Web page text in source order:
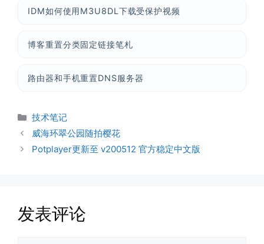
IDM如何使用M3U8DL下载受保护视频
博客重置分类固定链接笔札
路由器和手机重置DNS服务器
分
类
技术笔记
威海环翠公园随拍樱花
Potplayer更新至 v200512 官方稳定中文版
发表评论